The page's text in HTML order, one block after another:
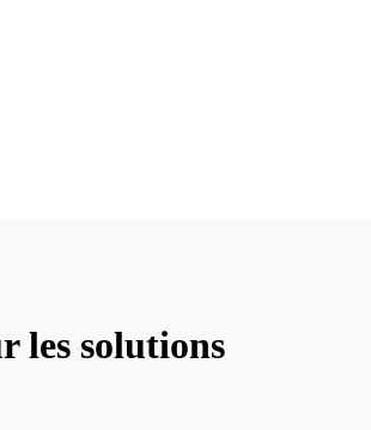
les solutions